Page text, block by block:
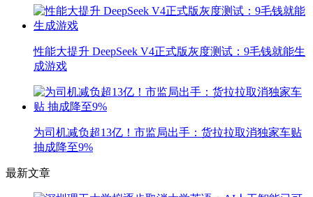
性能大提升 DeepSeek V4正式版灰度测试：9毛钱就能生
成游戏
为司机减负超13亿！市监局出手：货拉拉取消独家车贴
抽成降至9%
最新文章